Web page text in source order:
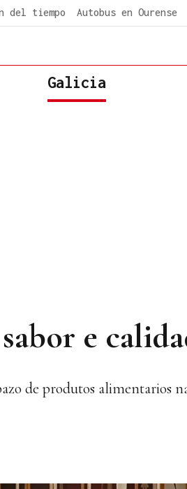
del tiempo Autobus en Ourense
Galicia
e
de produtos alimentarios